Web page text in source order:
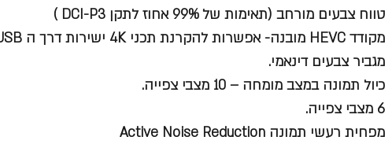
טווח צבעים מורחב (תאימות של 99% אחוז לתקן DCI-P3 )
מקודד HEVC מובנה- אפשרות להקרנת תכני 4K ישירות דרך ה USB ברזולוציה גבוהה מאוד.
מגביר צבעים דינאמי.
כיול תמונה במצב מומחה – 10 מצבי צפייה.
6 מצבי צפייה.
מפחית רעשי תמונה Active Noise Reduction